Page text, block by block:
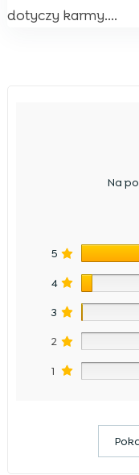
dotyczy karmy....
Na
5
4
3
2
1